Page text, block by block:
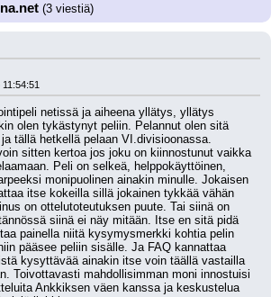
(3 viestiä)
netissä ja aiheena yllätys, yllätys
olen tykästynyt peliin. Pelannut olen sitä
tällä hetkellä pelaan VI.divisioonassa.
sitten kertoa jos joku on kiinnostunut vaikka
Peli on selkeä, helppokäyttöinen,
monipuolinen ainakin minulle. Jokaisen
itse kokeilla sillä jokainen tykkää vähän
on ottelutoteutuksen puute. Tai siinä on
siinä ei näy mitään. Itse en sitä pidä
painella niitä kysymysmerkki kohtia pelin
pääsee peliin sisälle. Ja FAQ kannattaa
kysyttävää ainakin itse voin täällä vastailla
Toivottavasti mahdollisimman moni innostuisi
Ankkiksen väen kanssa ja keskustelua